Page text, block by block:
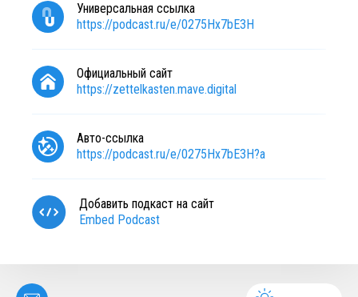
Универсальная ссылка
https://podcast.ru/e/0275Hx7bE3H
Официальный сайт
https://zettelkasten.mave.digital
Авто-ссылка
https://podcast.ru/e/0275Hx7bE3H?a
Добавить подкаст на сайт
Embed Podcast